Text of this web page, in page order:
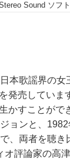
Sound ソフト
本歌謡界の
発売していま
かすことが
ョンと、
、両者を聴
評論家の高